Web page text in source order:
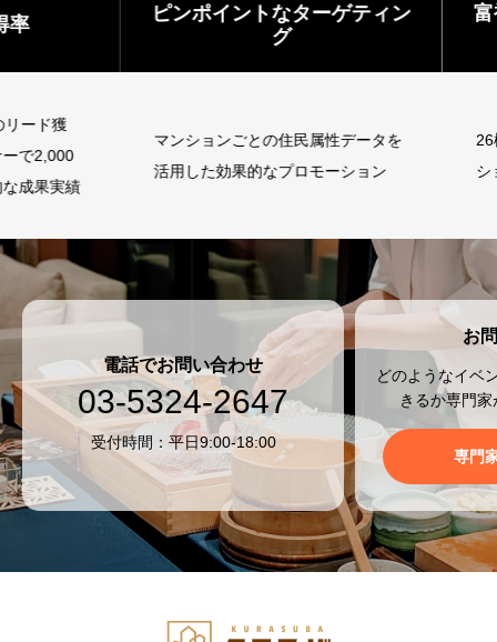
ド獲
実績
ピンポイントなターゲティン
マンションごとの住民属性データを
活用した効果的なプロモーション
富裕
26棟
ショ
電話でお問い合わせ
03-5324-2647
受付時間：平日9:00-18:00
お
どのようなイベ
きるか専門
専門